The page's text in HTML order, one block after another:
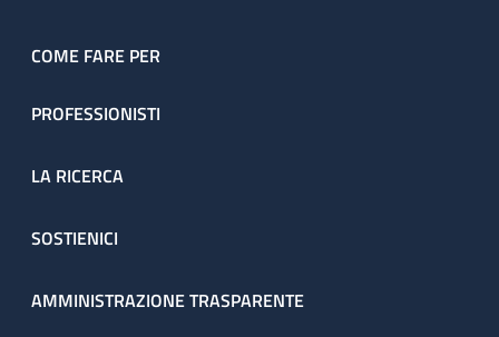
COME FARE PER
PROFESSIONISTI
LA RICERCA
SOSTIENICI
AMMINISTRAZIONE TRASPARENTE